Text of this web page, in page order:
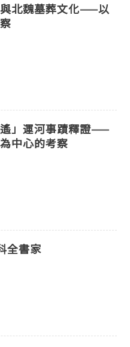
北魏墓葬文化——以
」運河事蹟釋證——
中心的考察
全書家